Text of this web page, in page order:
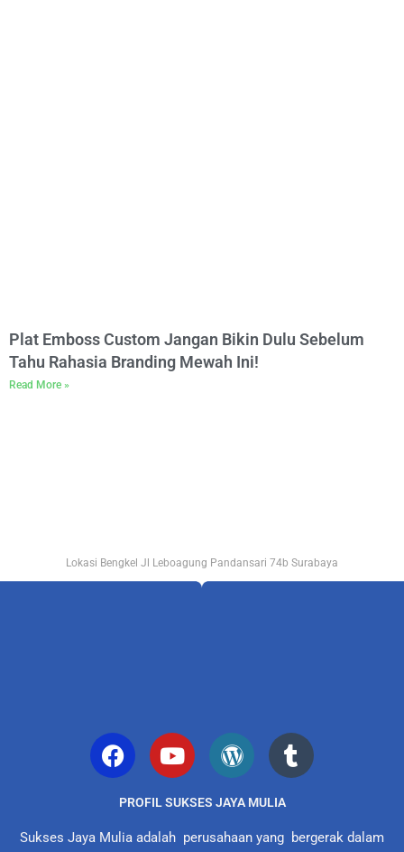
Plat Emboss Custom Jangan Bikin Dulu Sebelum
Tahu Rahasia Branding Mewah Ini!
Read More »
Lokasi Bengkel Jl Leboagung Pandansari 74b Surabaya
PROFIL SUKSES JAYA MULIA
Sukses Jaya Mulia adalah perusahaan yang bergerak dalam